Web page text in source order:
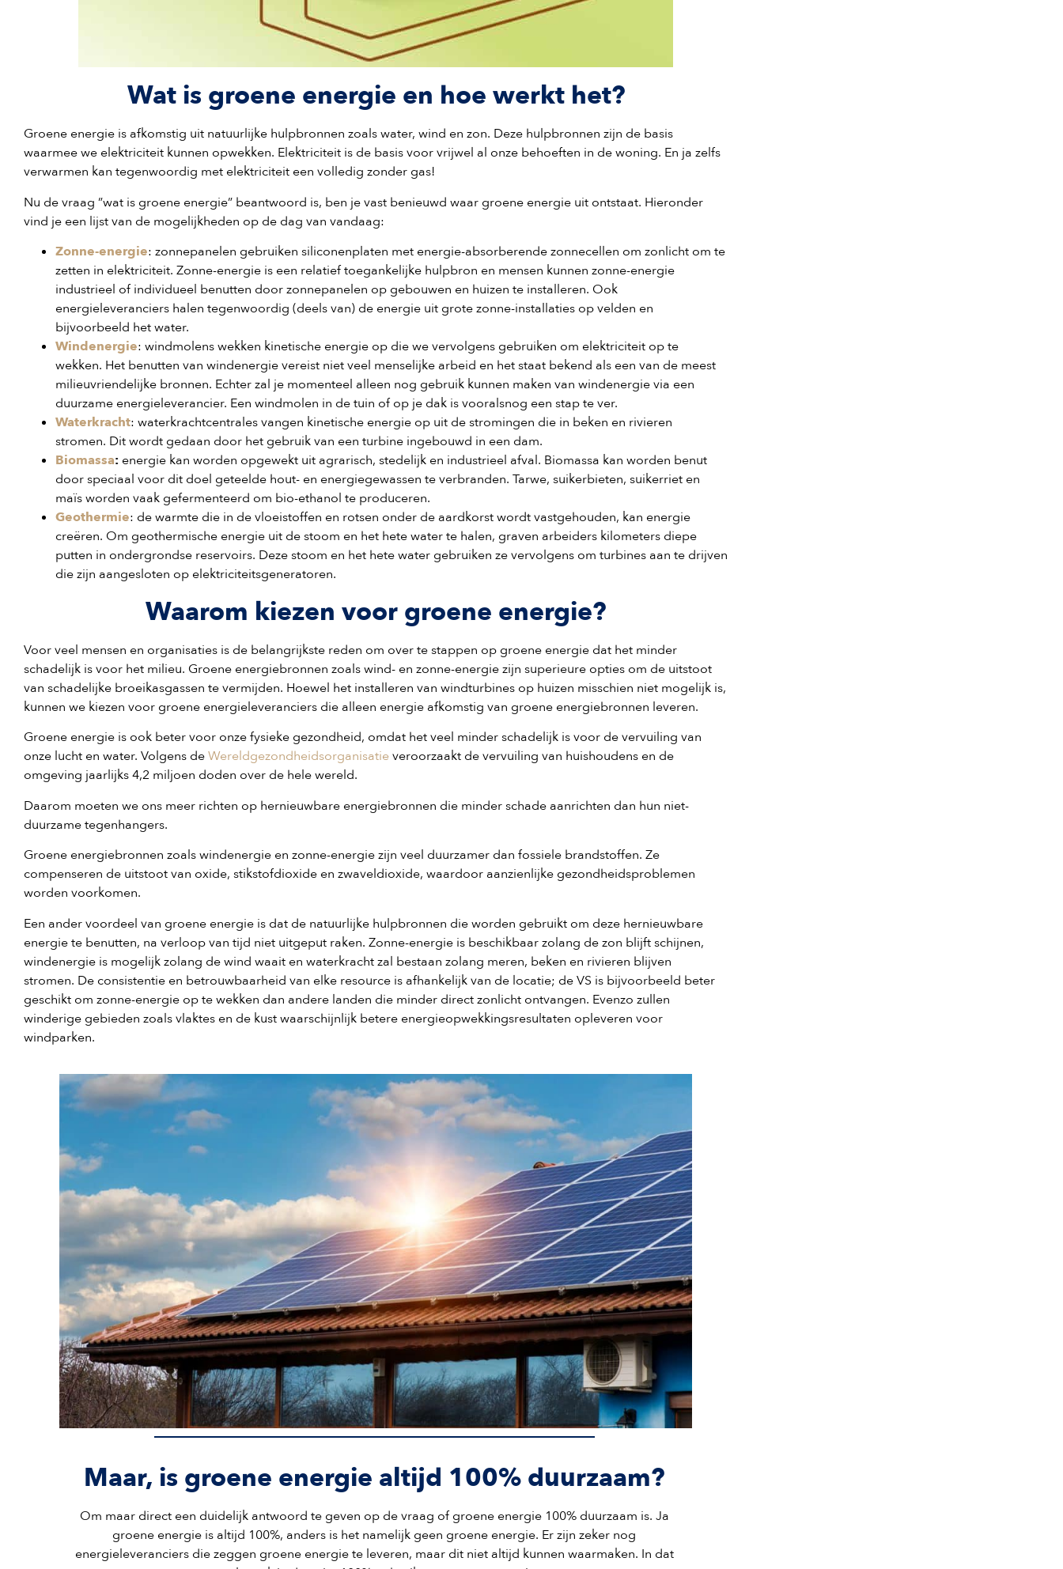
Wat is groene energie en hoe werkt het?
Groene energie is afkomstig uit natuurlijke hulpbronnen zoals water, wind en zon. Deze hulpbronnen zijn de basis
waarmee we elektriciteit kunnen opwekken. Elektriciteit is de basis voor vrijwel al onze behoeften in de woning. En ja zelfs
verwarmen kan tegenwoordig met elektriciteit een volledig zonder gas!
Nu de vraag ”wat is groene energie” beantwoord is, ben je vast benieuwd waar groene energie uit ontstaat. Hieronder
vind je een lijst van de mogelijkheden op de dag van vandaag:
Zonne-energie: zonnepanelen gebruiken siliconenplaten met energie-absorberende zonnecellen om zonlicht om te
zetten in elektriciteit. Zonne-energie is een relatief toegankelijke hulpbron en mensen kunnen zonne-energie
industrieel of individueel benutten door zonnepanelen op gebouwen en huizen te installeren. Ook
energieleveranciers halen tegenwoordig (deels van) de energie uit grote zonne-installaties op velden en
bijvoorbeeld het water.
Windenergie: windmolens wekken kinetische energie op die we vervolgens gebruiken om elektriciteit op te
wekken. Het benutten van windenergie vereist niet veel menselijke arbeid en het staat bekend als een van de meest
milieuvriendelijke bronnen. Echter zal je momenteel alleen nog gebruik kunnen maken van windenergie via een
duurzame energieleverancier. Een windmolen in de tuin of op je dak is vooralsnog een stap te ver.
Waterkracht: waterkrachtcentrales vangen kinetische energie op uit de stromingen die in beken en rivieren
stromen. Dit wordt gedaan door het gebruik van een turbine ingebouwd in een dam.
Biomassa: energie kan worden opgewekt uit agrarisch, stedelijk en industrieel afval. Biomassa kan worden benut
door speciaal voor dit doel geteelde hout- en energiegewassen te verbranden. Tarwe, suikerbieten, suikerriet en
maïs worden vaak gefermenteerd om bio-ethanol te produceren.
Geothermie: de warmte die in de vloeistoffen en rotsen onder de aardkorst wordt vastgehouden, kan energie
creëren. Om geothermische energie uit de stoom en het hete water te halen, graven arbeiders kilometers diepe
putten in ondergrondse reservoirs. Deze stoom en het hete water gebruiken ze vervolgens om turbines aan te drijven
die zijn aangesloten op elektriciteitsgeneratoren.
Waarom kiezen voor groene energie?
Voor veel mensen en organisaties is de belangrijkste reden om over te stappen op groene energie dat het minder
schadelijk is voor het milieu. Groene energiebronnen zoals wind- en zonne-energie zijn superieure opties om de uitstoot
van schadelijke broeikasgassen te vermijden. Hoewel het installeren van windturbines op huizen misschien niet mogelijk is,
kunnen we kiezen voor groene energieleveranciers die alleen energie afkomstig van groene energiebronnen leveren.
Groene energie is ook beter voor onze fysieke gezondheid, omdat het veel minder schadelijk is voor de vervuiling van
onze lucht en water. Volgens deWereldgezondheidsorganisatieveroorzaakt de vervuiling van huishoudens en de
omgeving jaarlijks 4,2 miljoen doden over de hele wereld.
Daarom moeten we ons meer richten op hernieuwbare energiebronnen die minder schade aanrichten dan hun niet-
duurzame tegenhangers.
Groene energiebronnen zoals windenergie en zonne-energie zijn veel duurzamer dan fossiele brandstoffen. Ze
compenseren de uitstoot van oxide, stikstofdioxide en zwaveldioxide, waardoor aanzienlijke gezondheidsproblemen
worden voorkomen.
Een ander voordeel van groene energie is dat de natuurlijke hulpbronnen die worden gebruikt om deze hernieuwbare
energie te benutten, na verloop van tijd niet uitgeput raken. Zonne-energie is beschikbaar zolang de zon blijft schijnen,
windenergie is mogelijk zolang de wind waait en waterkracht zal bestaan zolang meren, beken en rivieren blijven
stromen. De consistentie en betrouwbaarheid van elke resource is afhankelijk van de locatie; de VS is bijvoorbeeld beter
geschikt om zonne-energie op te wekken dan andere landen die minder direct zonlicht ontvangen. Evenzo zullen
winderige gebieden zoals vlaktes en de kust waarschijnlijk betere energieopwekkingsresultaten opleveren voor
windparken.
Maar, is groene energie altijd 100% duurzaam?
Om maar direct een duidelijk antwoord te geven op de vraag of groene energie 100% duurzaam is. Ja
groene energie is altijd 100%, anders is het namelijk geen groene energie. Er zijn zeker nog
energieleveranciers die zeggen groene energie te leveren, maar dit niet altijd kunnen waarmaken. In dat